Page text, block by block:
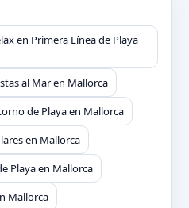
en Primera Línea de Playa
al Mar en Mallorca
de Playa en Mallorca
en Mallorca
Playa en Mallorca
Mallorca